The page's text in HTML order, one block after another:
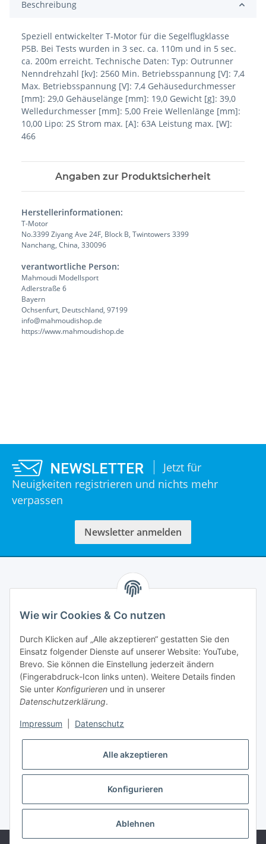
Beschreibung
Speziell entwickelter T-Motor für die Segelflugklasse
P5B. Bei Tests wurden in 3 sec. ca. 110m und in 5 sec.
ca. 200m erreicht. Technische Daten: Typ: Outrunner
Nenndrehzahl [kv]: 2560 Min. Betriebsspannung [V]: 7,4
Max. Betriebsspannung [V]: 7,4 Gehäusedurchmesser
[mm]: 29,0 Gehäuselänge [mm]: 19,0 Gewicht [g]: 39,0
Welledurchmesser [mm]: 5,00 Freie Wellenlänge [mm]:
10,00 Lipo: 2S Strom max. [A]: 63A Leistung max. [W]:
466
Angaben zur Produktsicherheit
Herstellerinformationen:
T-Motor
No.3399 Ziyang Ave 24F, Block B, Twintowers 3399
Nanchang, China, 330096
verantwortliche Person:
Mahmoudi Modellsport
Adlerstraße 6
Bayern
Ochsenfurt, Deutschland, 97199
info@mahmoudishop.de
https://www.mahmoudishop.de
Jetzt für
Neuigkeiten registrieren und nichts mehr
verpassen
Newsletter anmelden
Informationen
Mein Account
Adlerstraße 6
97199 Ochsenfurt
Deutschland
+49 152 22 47 67 54
(Telefonzeit von 16-18Uhr, bitte Kommunikation per E-Mail)
info@mahmoudishop.de
© Mahmoudi Modellsport
Wie wir Cookies & Co nutzen
Durch Klicken auf „Alle akzeptieren“ gestatten Sie den
Einsatz folgender Dienste auf unserer Website: YouTube,
Brevo. Sie können die Einstellung jederzeit ändern
(Fingerabdruck-Icon links unten). Weitere Details finden
Sie unter Konfigurieren und in unserer
Datenschutzerklärung.
Impressum Datenschutz
Alle akzeptieren
Konfigurieren
Ablehnen